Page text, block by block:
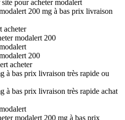
pour acheter modalert
200 mg à bas prix livraison
acheter
modalert 200
200
acheter
à bas prix livraison très rapide ou
à bas prix livraison très rapide achat
modalert 200 mg à bas prix